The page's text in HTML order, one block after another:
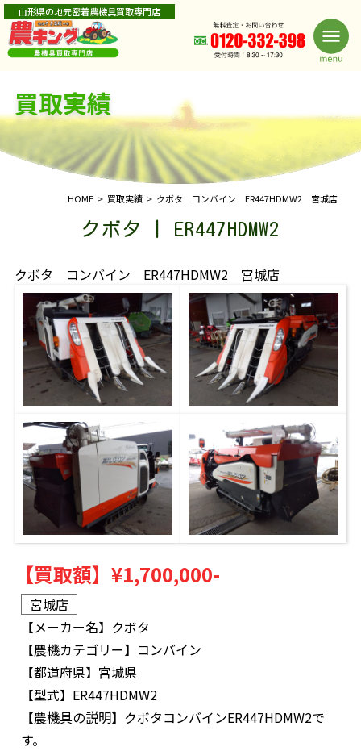
山形県の地元密着農機具買取専門店
買取実績
HOME 買取実績 クボタ コンバイン ER447HDMW2 宮城店
クボタ | ER447HDMW2
クボタ コンバイン ER447HDMW2 宮城店
【買取額】 ¥1,700,000-
宮城店
【メーカー名】 クボタ
【農機カテゴリー】 コンバイン
【都道府県】 宮城県
【型式】 ER447HDMW2
【農機具の説明】 クボタコンバインER447HDMW2で
す。